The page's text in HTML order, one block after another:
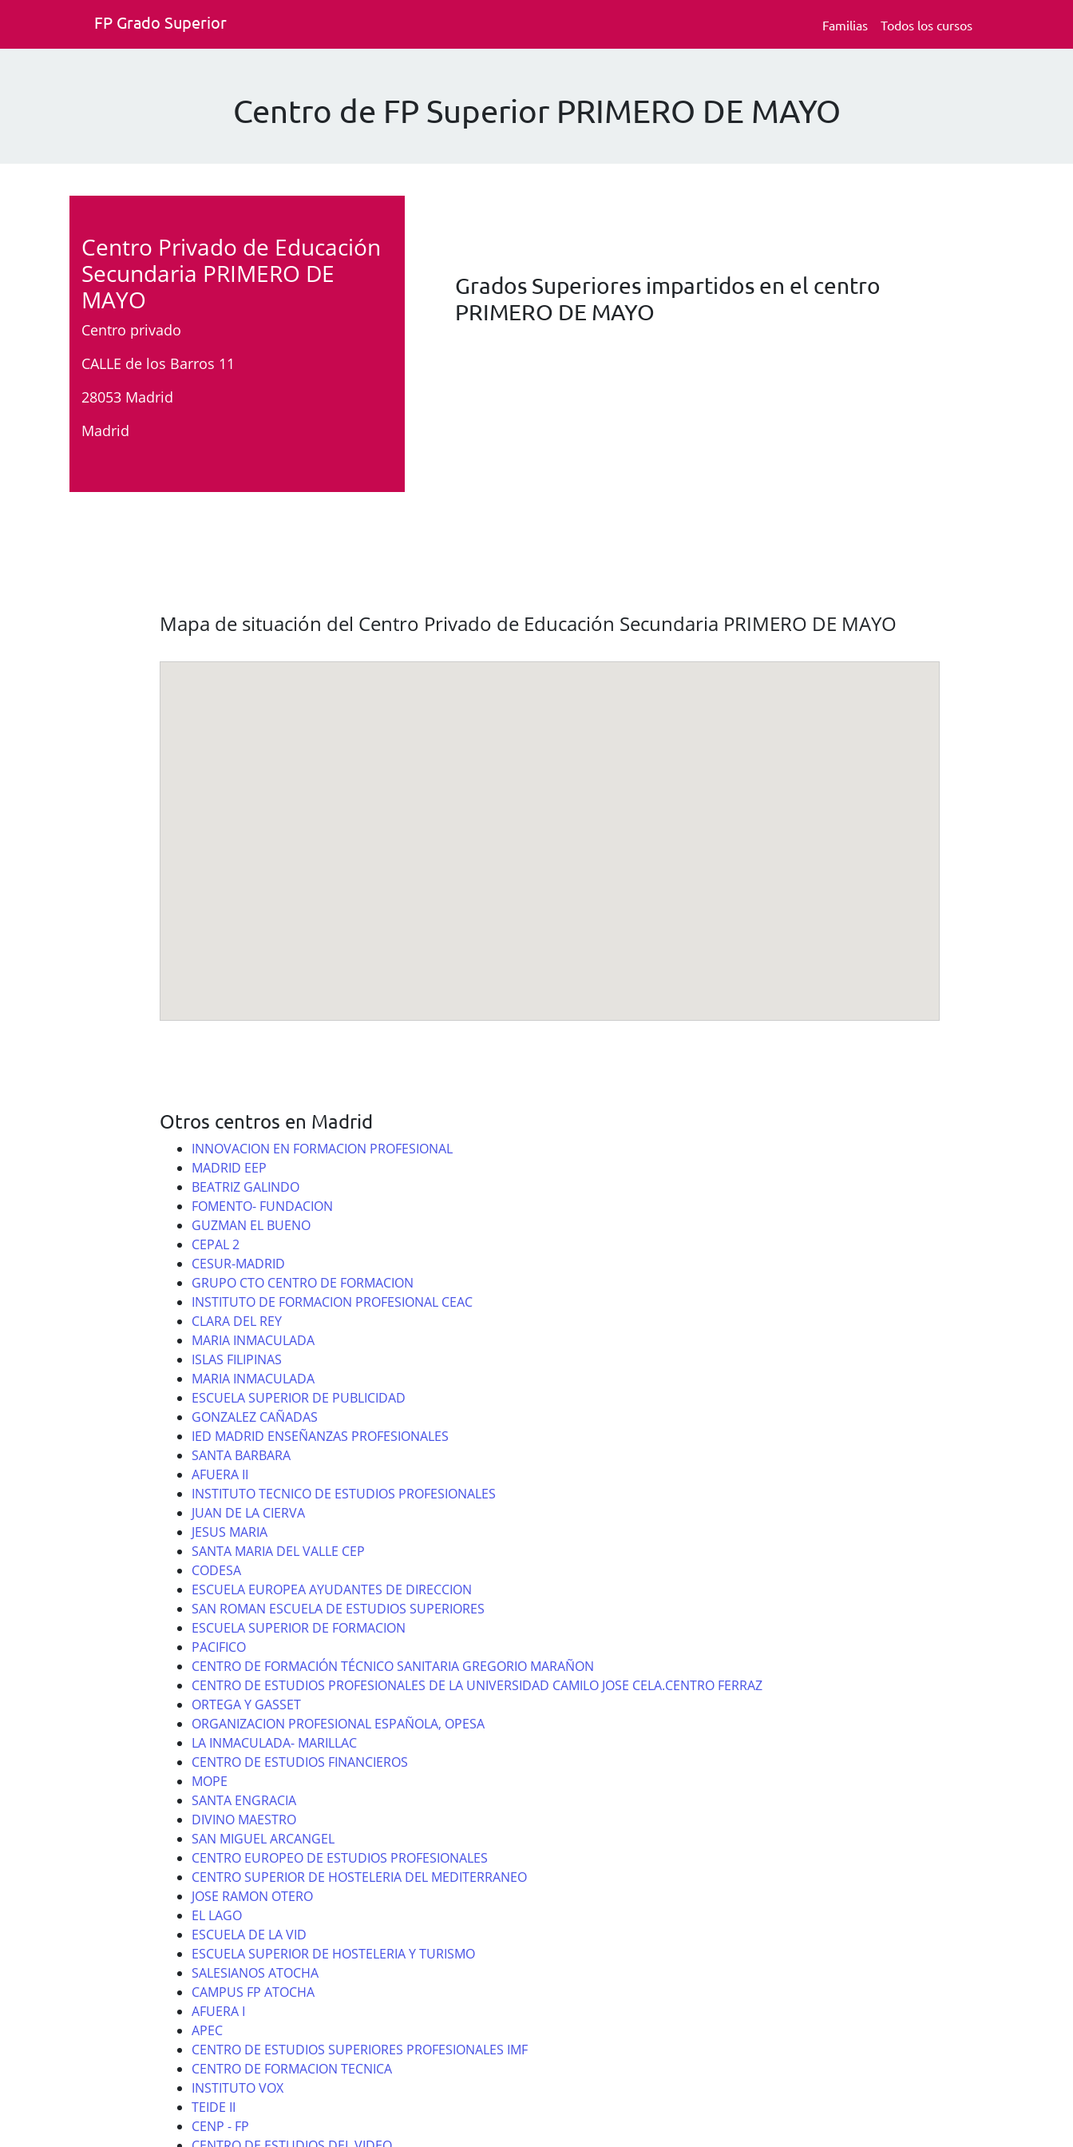
FP Grado Superior Familias Todos los cursos
Centro de FP Superior PRIMERO DE MAYO
Centro Privado de Educación
Secundaria PRIMERO DE
MAYO
Centro privado
CALLE de los Barros 11
28053 Madrid
Madrid
Grados Superiores impartidos en el centro
PRIMERO DE MAYO
Mapa de situación del Centro Privado de Educación Secundaria PRIMERO DE MAYO
Otros centros en Madrid
INNOVACION EN FORMACION PROFESIONAL
MADRID EEP
BEATRIZ GALINDO
FOMENTO- FUNDACION
GUZMAN EL BUENO
CEPAL 2
CESUR-MADRID
GRUPO CTO CENTRO DE FORMACION
INSTITUTO DE FORMACION PROFESIONAL CEAC
CLARA DEL REY
MARIA INMACULADA
ISLAS FILIPINAS
MARIA INMACULADA
ESCUELA SUPERIOR DE PUBLICIDAD
GONZALEZ CAÑADAS
IED MADRID ENSEÑANZAS PROFESIONALES
SANTA BARBARA
AFUERA II
INSTITUTO TECNICO DE ESTUDIOS PROFESIONALES
JUAN DE LA CIERVA
JESUS MARIA
SANTA MARIA DEL VALLE CEP
CODESA
ESCUELA EUROPEA AYUDANTES DE DIRECCION
SAN ROMAN ESCUELA DE ESTUDIOS SUPERIORES
ESCUELA SUPERIOR DE FORMACION
PACIFICO
CENTRO DE FORMACIÓN TÉCNICO SANITARIA GREGORIO MARAÑON
CENTRO DE ESTUDIOS PROFESIONALES DE LA UNIVERSIDAD CAMILO JOSE CELA.CENTRO FERRAZ
ORTEGA Y GASSET
ORGANIZACION PROFESIONAL ESPAÑOLA, OPESA
LA INMACULADA- MARILLAC
CENTRO DE ESTUDIOS FINANCIEROS
MOPE
SANTA ENGRACIA
DIVINO MAESTRO
SAN MIGUEL ARCANGEL
CENTRO EUROPEO DE ESTUDIOS PROFESIONALES
CENTRO SUPERIOR DE HOSTELERIA DEL MEDITERRANEO
JOSE RAMON OTERO
EL LAGO
ESCUELA DE LA VID
ESCUELA SUPERIOR DE HOSTELERIA Y TURISMO
SALESIANOS ATOCHA
CAMPUS FP ATOCHA
AFUERA I
APEC
CENTRO DE ESTUDIOS SUPERIORES PROFESIONALES IMF
CENTRO DE FORMACION TECNICA
INSTITUTO VOX
TEIDE II
CENP - FP